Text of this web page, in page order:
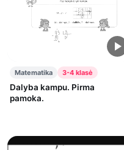
Matematika 3-4 klasė
Dalyba kampu. Pirma
pamoka.